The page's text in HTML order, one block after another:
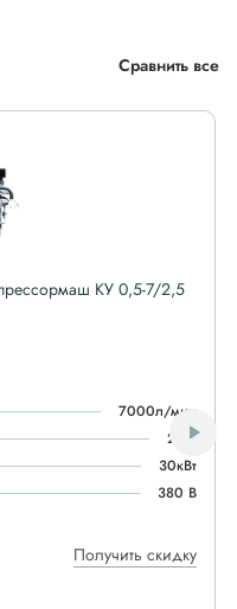
Сравнить все
КУ 0,5-7/2,5
7000л/мин
2атм
30кВт
380 В
Получить скидку